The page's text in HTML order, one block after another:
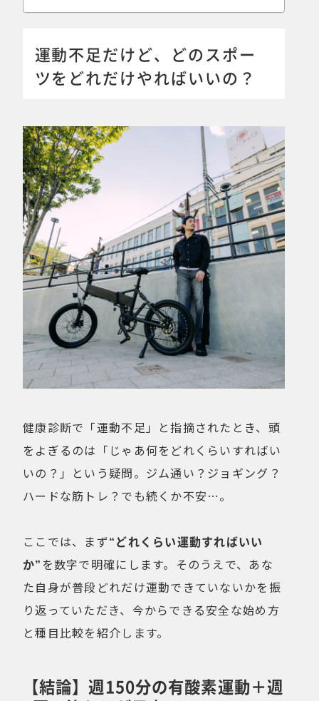
運動不足だけど、どのスポー
ツをどれだけやればいいの？
健康診断で「運動不足」と指摘されたとき、頭
をよぎるのは「じゃあ何をどれくらいすればい
いの？」という疑問。ジム通い？ジョギング？
ハードな筋トレ？でも続くか不安…。
ここでは、まず“どれくらい運動すればいい
か” を数字で明確にします。そのうえで、あな
た自身が普段どれだけ運動できていないかを振
り返っていただき、今からできる安全な始め方
と種目比較を紹介します。
【結論】週150分の有酸素運動＋週